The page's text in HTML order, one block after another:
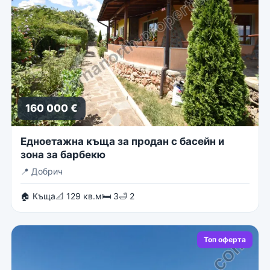
160 000 €
Едноетажна къща за продан с басейн и
зона за барбекю
📍 Добрич
🏠 Къща📐 129 кв.м🛏 3🛁 2
Топ оферта